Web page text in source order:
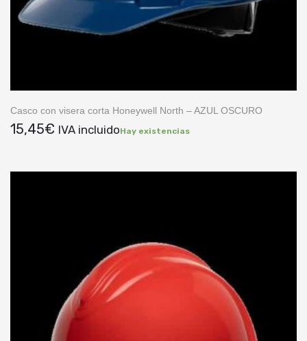
Casco con visera corta Honeywell North – AZUL OSCURO
15,45€ IVA incluidoHay existencias